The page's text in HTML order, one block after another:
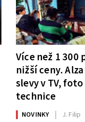
Více než 1
nižší ceny.
slevy v TV,
technice
NOVINKY J. Filip